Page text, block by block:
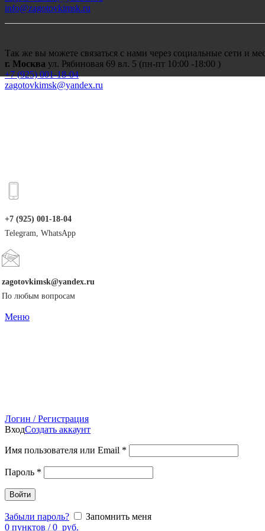
info@zagotovkimsk.ru
Так же вы можете связаться с нами через социальные сети и
г. Москва ул. Рябиновая 69 вл. 5 (пн-пт 10:00 -18:00 )
+7 (925) 001-18-04
zagotovkimsk@yandex.ru
+7 (925) 001-18-04
Telegram, WhatsApp
zagotovkimsk@yandex.ru
По любым вопросам
Меню
Логин / Регистрация
ВходСоздать аккаунт
Имя пользователя или Email *
Пароль *
Войти
Забыли пароль?
Запомнить меня
0 пунктов / 0 руб.